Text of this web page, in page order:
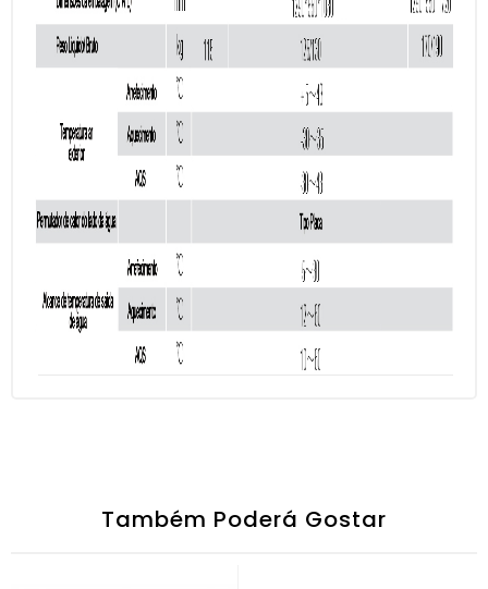
Também Poderá Gostar